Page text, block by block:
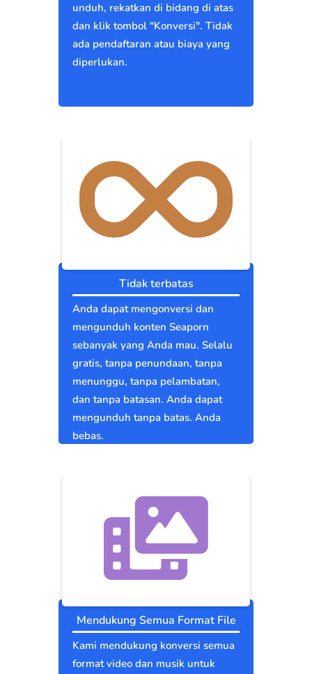
unduh, rekatkan di bidang di atas
dan klik tombol "Konversi". Tidak
ada pendaftaran atau biaya yang
diperlukan.
Tidak terbatas
Anda dapat mengonversi dan
mengunduh konten Seaporn
sebanyak yang Anda mau. Selalu
gratis, tanpa penundaan, tanpa
menunggu, tanpa pelambatan,
dan tanpa batasan. Anda dapat
mengunduh tanpa batas. Anda
bebas.
Mendukung Semua Format File
Kami mendukung konversi semua
format video dan musik untuk